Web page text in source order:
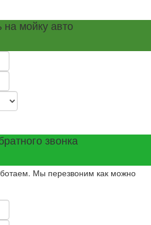
на мойку авто
звонка
Мы перезвоним как можно